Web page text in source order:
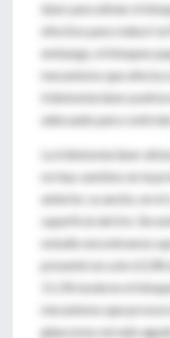
láser para aliviar el
efectivo para reducir la
embargo, el bloqueo
mecanismo que afecta
iridotomía láser podría
adecuado para
La iridotomía láser
no hay cambios en la
anterior, su ancho, en el
superficie del iris. Sin
estudio encontramos
presentó en solo 63,3%
11,1% tuvieron el
mecanismo que
glaucoma cerrado